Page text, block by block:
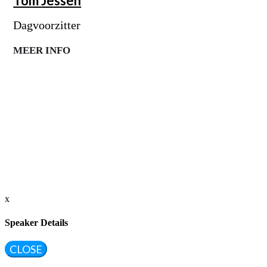
Dagvoorzitter
MEER INFO
x
Speaker Details
CLOSE